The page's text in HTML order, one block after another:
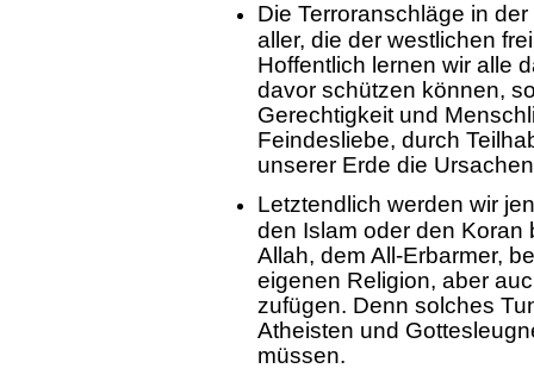
Die Terroranschläge in
aller, die der westlichen
Hoffentlich lernen wir alle
davor schützen können,
Gerechtigkeit und
Feindesliebe, durch
unserer Erde die
Letztendlich werden wir
den Islam oder den Koran
Allah, dem All-Erbarmer,
eigenen Religion, aber
zufügen. Denn solches
Atheisten und
müssen.